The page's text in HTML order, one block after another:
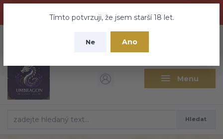
nebuďte vyděšeni zde najdete vše a ještě mnohem víc
Tímto potvrzuji, že jsem starší 18 let.
Ne Ano
Menu
CZK
Hledat